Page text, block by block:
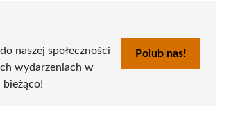
naszej społeczności
wydarzeniach w
bieżąco!
Polub nas!